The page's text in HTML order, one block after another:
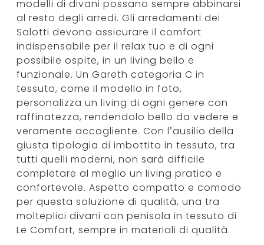
modelli di divani possano sempre abbinarsi
al resto degli arredi. Gli arredamenti dei
Salotti devono assicurare il comfort
indispensabile per il relax tuo e di ogni
possibile ospite, in un living bello e
funzionale. Un Gareth categoria C in
tessuto, come il modello in foto,
personalizza un living di ogni genere con
raffinatezza, rendendolo bello da vedere e
veramente accogliente. Con l’ausilio della
giusta tipologia di imbottito in tessuto, tra
tutti quelli moderni, non sarà difficile
completare al meglio un living pratico e
confortevole. Aspetto compatto e comodo
per questa soluzione di qualità, una tra
molteplici divani con penisola in tessuto di
Le Comfort, sempre in materiali di qualità.